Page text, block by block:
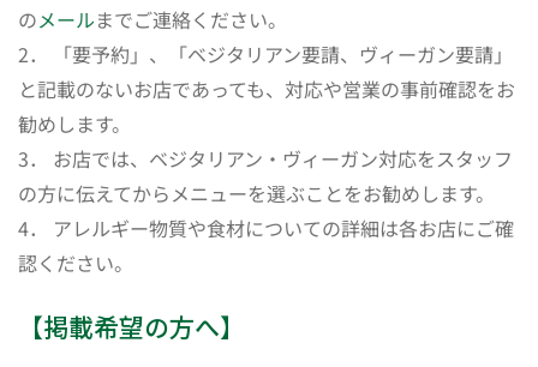
のメールまでご連絡ください。
2． 「要予約」、「ベジタリアン要請、ヴィーガン要請」
と記載のないお店であっても、対応や営業の事前確認をお
勧めします。
3． お店では、ベジタリアン・ヴィーガン対応をスタッフ
の方に伝えてからメニューを選ぶことをお勧めします。
4． アレルギー物質や食材についての詳細は各お店にご確
認ください。
【掲載希望の方へ】